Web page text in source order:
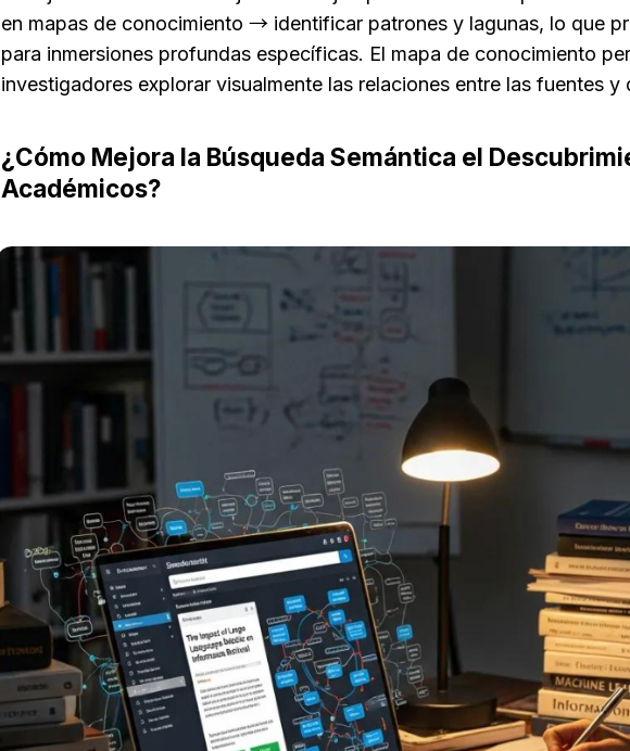
en mapas de conocimiento → identificar patrones y lagunas, lo que
para inmersiones profundas específicas. El mapa de conocimiento
investigadores explorar visualmente las relaciones entre las fuentes y
¿Cómo Mejora la Búsqueda Semántica el
Académicos?